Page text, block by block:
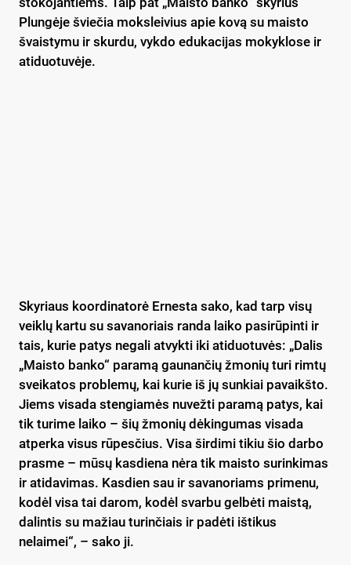
Plungėje šviečia moksleivius apie kovą su maisto
švaistymu ir skurdu, vykdo edukacijas mokyklose ir
atiduotuvėje.
Skyriaus koordinatorė Ernesta sako, kad tarp visų
veiklų kartu su savanoriais randa laiko pasirūpinti ir
tais, kurie patys negali atvykti iki atiduotuvės: „Dalis
„Maisto banko“ paramą gaunančių žmonių turi rimtų
sveikatos problemų, kai kurie iš jų sunkiai pavaikšto.
Jiems visada stengiamės nuvežti paramą patys, kai
tik turime laiko – šių žmonių dėkingumas visada
atperka visus rūpesčius. Visa širdimi tikiu šio darbo
prasme – mūsų kasdiena nėra tik maisto surinkimas
ir atidavimas. Kasdien sau ir savanoriams primenu,
kodėl visa tai darom, kodėl svarbu gelbėti maistą,
dalintis su mažiau turinčiais ir padėti ištikus
nelaimei“, – sako ji.